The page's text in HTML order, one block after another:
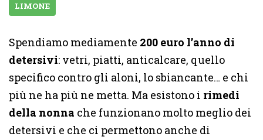
LIMONE
Spendiamo mediamente 200 euro l’anno di
detersivi: vetri, piatti, anticalcare, quello
specifico contro gli aloni, lo sbiancante… e chi
più ne ha più ne metta. Ma esistono i rimedi
della nonna che funzionano molto meglio dei
detersivi e che ci permettono anche di